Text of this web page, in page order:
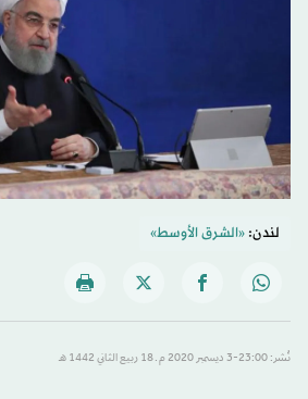
لندن:«الشرق الأوسط»
نُشر: 23:00-3 ديسمبر 2020 م ـ 18 ربيع الثاني 1442 هـ